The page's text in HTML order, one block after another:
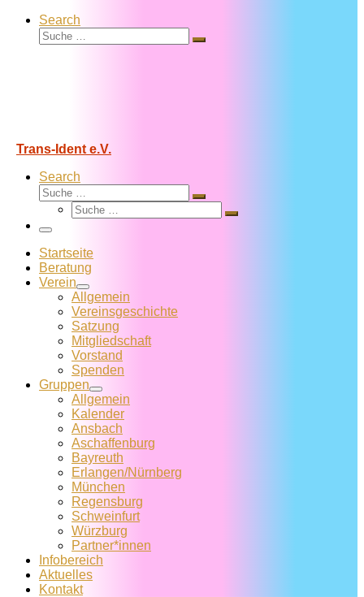
Search
Suche
Suche
Trans-Ident e.V.
Search
Suche
Suche
Suche
Suche
Menü
Startseite
Beratung
Verein
Allgemein
Vereins­geschichte
Satzung
Mitglied­schaft
Vorstand
Spenden
Gruppen
Allgemein
Kalender
Ansbach
Aschaffenburg
Bayreuth
Erlangen/Nürnberg
München
Regensburg
Schweinfurt
Würzburg
Partner*innen
Infobereich
Aktuelles
Kontakt